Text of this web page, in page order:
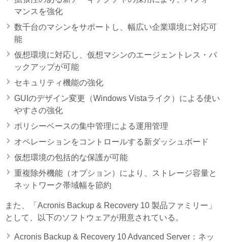
マンスを強化
数千台のマシンをサポートし、幅広い企業環境に対応可
能
仮想環境に対応し、仮想マシンのエージェントレス・バ
ックアップが可能
セキュリティ機能の強化
GUIのデザイン変更（Windows Vistaライク）による使い
やすさの強化
ポリシーベースの集中管理による運用管理
オペレーションをコントロールする新ダッシュボード
仮想環境の包括的な保護が可能
重複除外機能（オプション）により、ストレージ容量と
ネットワーク帯域幅を節約
また、「Acronis Backup & Recovery 10 製品ファミリー」
として、以下のソフトウェアが用意されている。
Acronis Backup & Recovery 10 Advanced Server：ネッ